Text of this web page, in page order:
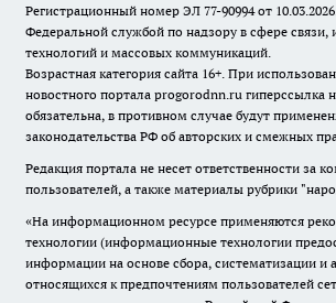
Регистрационный номер ЭЛ 77-90994 от
Федеральной службой по надзору в сфере
технологий и массовых коммуникаций.
Возрастная категория сайта 16+. При
новостного портала progorodnn.ru гиперссылка
обязательна, в противном случае будут
законодательства РФ об авторских и смежных
Редакция портала не несет ответственности за
пользователей, а также материалы рубрики
«На информационном ресурсе применяются
технологии (информационные технологии
информации на основе сбора, систематизации и
относящихся к предпочтениям пользователей